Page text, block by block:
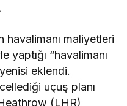
havalimanı maliyetleri
yaptığı “havalimanı
eklendi.
uçuş planı
(LHR)